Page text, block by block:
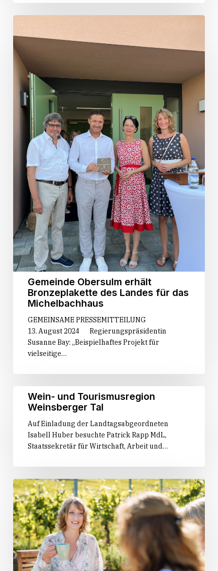
100.000€
erhält
Bronzeplakette
des
Landes
das
Michelbachhaus
Gemeinde Obersulm erhält
Bronzeplakette des Landes für das
Michelbachhaus
GEMEINSAME PRESSEMITTEILUNG
13. August 2024 Regierungspräsidentin
Susanne Bay: „Beispielhaftes Projekt für
vielseitige…
Tourismusregion
Weinsberger
Wein- und Tourismusregion
Weinsberger Tal
Auf Einladung der Landtagsabgeordneten
Isabell Huber besuchte Patrick Rapp MdL,
Staatssekretär für Wirtschaft, Arbeit und…
Einladung
zur
Weinwanderung
mit
persönlichem
Austausch
mit
Staatsekretär